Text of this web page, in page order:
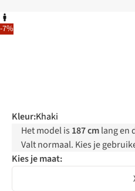
-7%
Kleur:Khaki
Het model is 187 cmlang en
Valt normaal. Kies je
Kies je maat: